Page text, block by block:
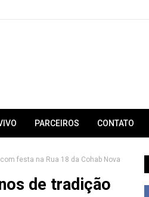
PARCEIROS CONTATO
festa na Rua 18 da Cohab Nova
de tradição